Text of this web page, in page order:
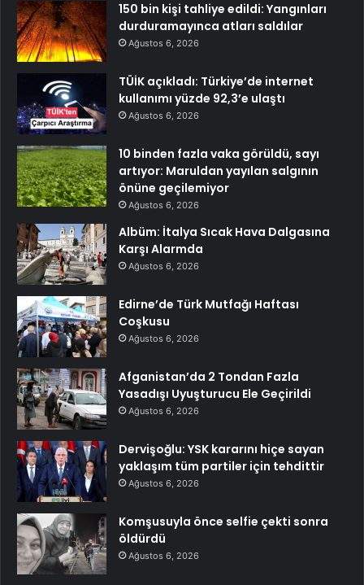
150 bin kişi tahliye edildi: Yangınları
durduramayınca atları saldılar
Ağustos 6, 2026
TÜİK açıkladı: Türkiye’de internet
kullanımı yüzde 92,3’e ulaştı
Ağustos 6, 2026
10 binden fazla vaka görüldü, sayı
artıyor: Maruldan yayılan salgının
önüne geçilemiyor
Ağustos 6, 2026
Albüm: İtalya Sıcak Hava Dalgasına
Karşı Alarmda
Ağustos 6, 2026
Edirne’de Türk Mutfağı Haftası
Coşkusu
Ağustos 6, 2026
Afganistan’da 2 Tondan Fazla
Yasadışı Uyuşturucu Ele Geçirildi
Ağustos 6, 2026
Dervişoğlu: YSK kararını hiçe sayan
yaklaşım tüm partiler için tehdittir
Ağustos 6, 2026
Komşusuyla önce selfie çekti sonra
öldürdü
Ağustos 6, 2026